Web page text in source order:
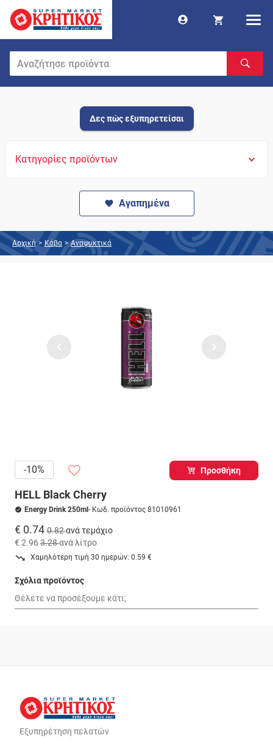
Δες πώς εξυπηρετείσαι
Κατηγορίες προϊόντων
Αγαπημένα
Αρχική > Κάβα > Αναψυκτικά
-10% Προσθήκη
HELL Black Cherry
Energy Drink 250ml - Κωδ. προϊόντος 81010961
€ 0.74 0.82ανά τεμάχιο
€ 2.96 3.28ανά λίτρο
Χαμηλότερη τιμή 30 ημερών: 0.59 €
Σχόλια προϊόντος
Εξυπηρέτηση πελατών